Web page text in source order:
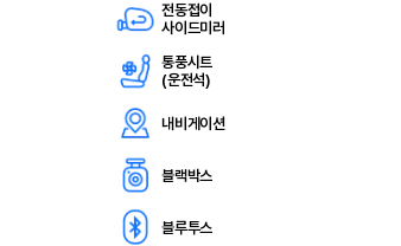
전동접이
사이드미러
통풍시트
(운전석)
내비게이션
블랙박스
블루투스